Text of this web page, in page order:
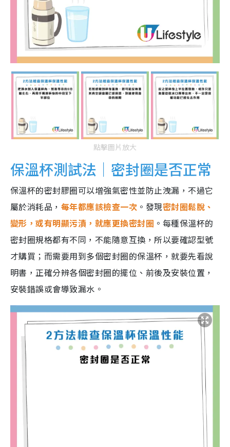
點擊圖片放大
保溫杯測試法｜密封圈是否正常
保溫杯的密封膠圈可以增強氣密性並防止洩漏，不過它
屬於消耗品， 每年都應該檢查一次 。發現密封圈鬆脫、
變形，或有明顯污漬，就應更換密封圈 。每種保溫杯的
密封圈規格都有不同，不能隨意互換，所以要確認型號
才購買；而需要用到多個密封圈的保溫杯，就要先看說
明書，正確分辨各個密封圈的擺位、前後及安裝位置，
安裝錯誤或會導致漏水。